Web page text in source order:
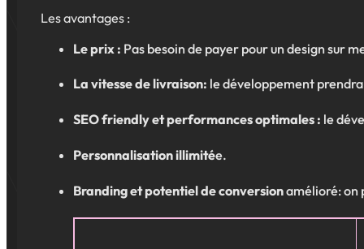
Les avantages :
Le prix : Pas besoin de payer pour un design sur
La vitesse de livraison: le développement
SEO friendly et performances optimales : le
Personnalisation illimitée.
Branding et potentiel de conversionamélioré: on